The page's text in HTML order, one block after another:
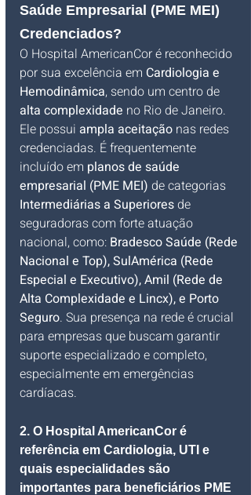
Saúde Empresarial (PME MEI)
Credenciados?
O Hospital AmericanCor é reconhecido
por sua excelência em Cardiologia e
Hemodinâmica, sendo um centro de
alta complexidade no Rio de Janeiro.
Ele possui ampla aceitação nas redes
credenciadas. É frequentemente
incluído em planos de saúde
empresarial (PME MEI) de categorias
Intermediárias a Superiores de
seguradoras com forte atuação
nacional, como: Bradesco Saúde (Rede
Nacional e Top), SulAmérica (Rede
Especial e Executivo), Amil (Rede de
Alta Complexidade e Lincx), e Porto
Seguro. Sua presença na rede é crucial
para empresas que buscam garantir
suporte especializado e completo,
especialmente em emergências
cardíacas.
2. O Hospital AmericanCor é
referência em Cardiologia, UTI e
quais especialidades são
importantes para beneficiários PME